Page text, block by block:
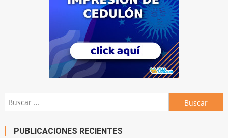
Buscar:
PUBLICACIONES RECIENTES